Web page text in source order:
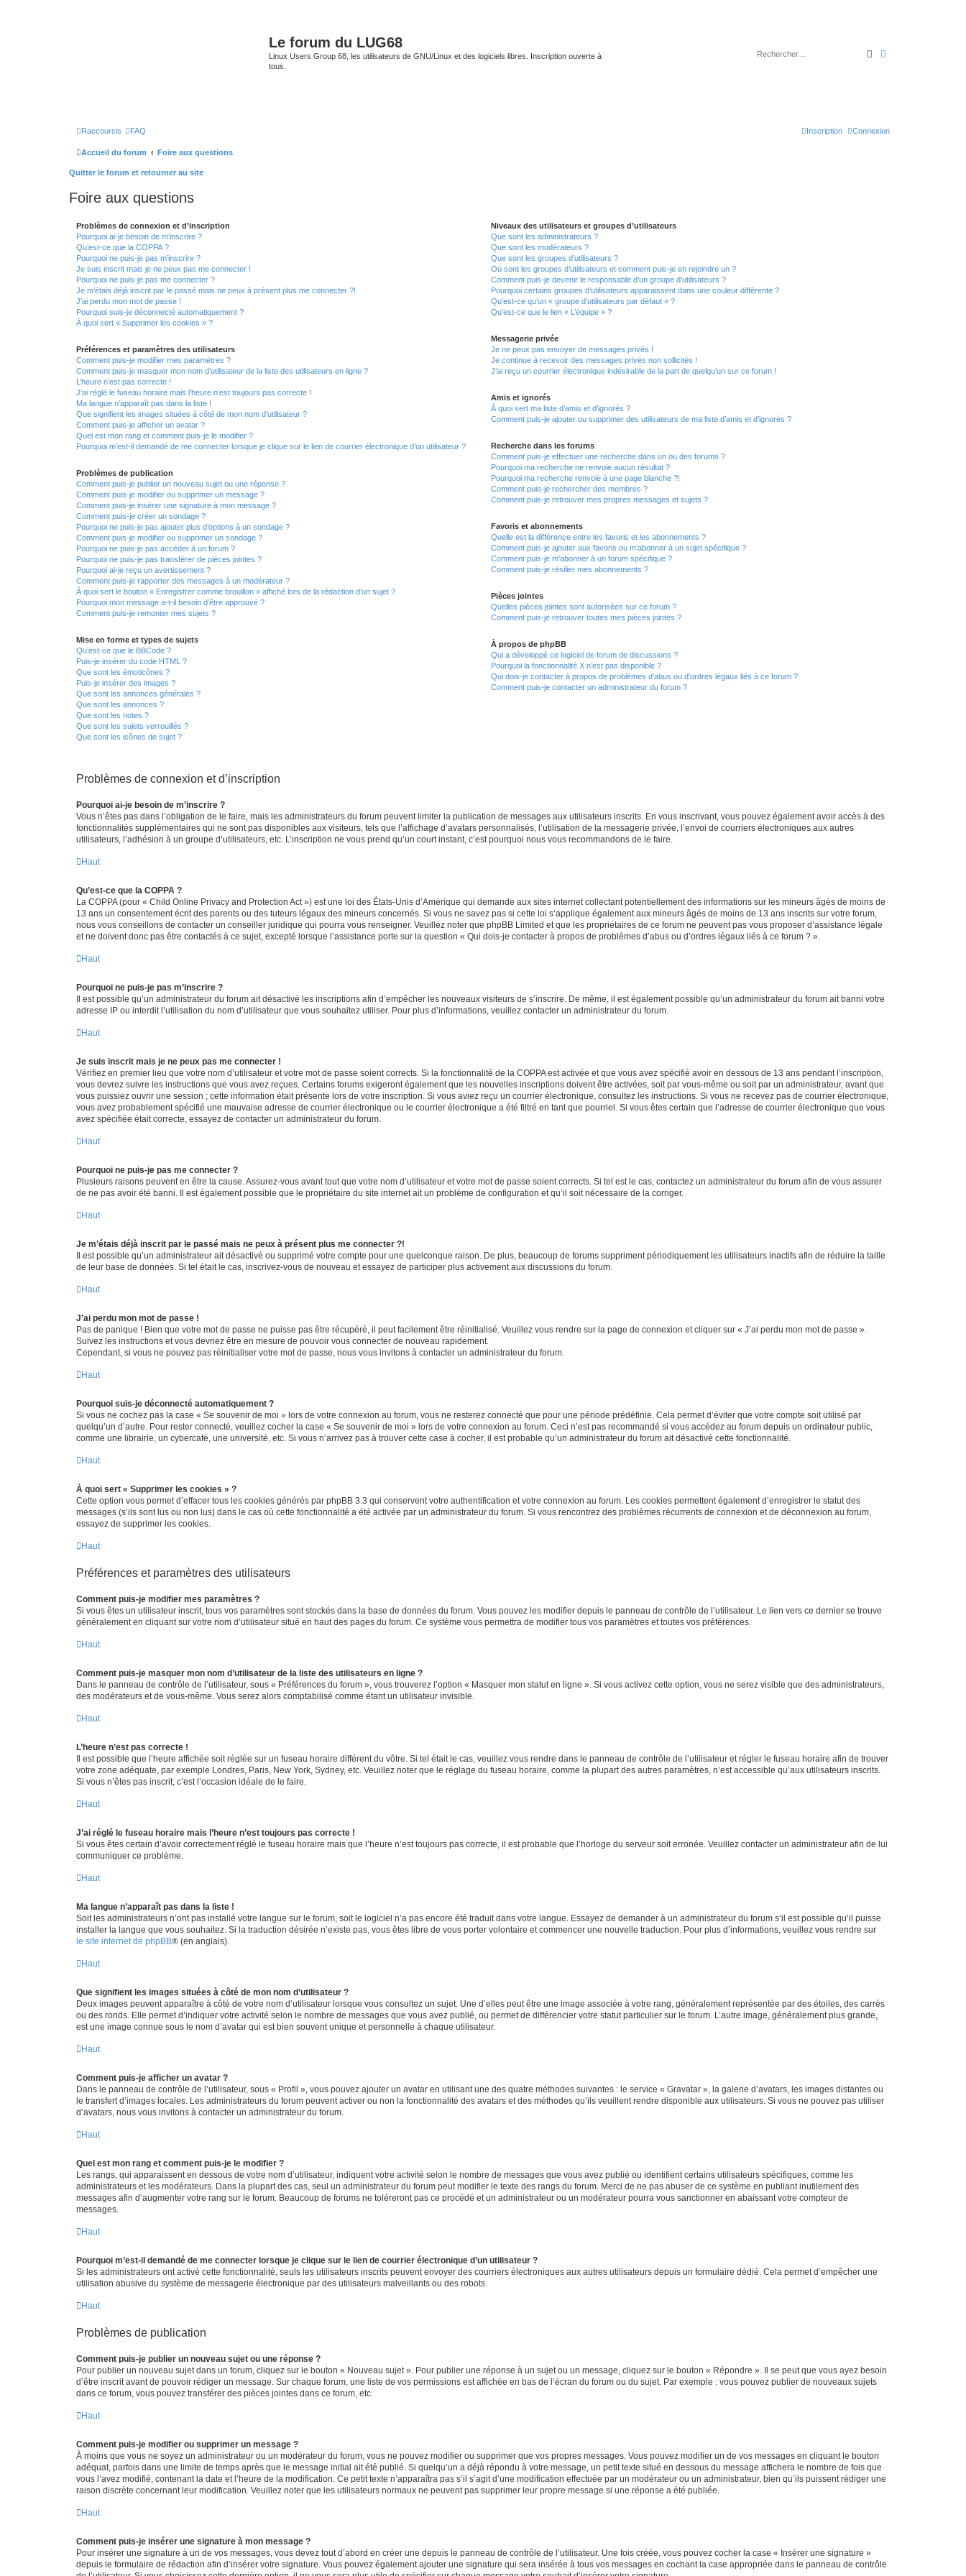
Le forum du LUG68
Linux Users Group 68, les utilisateurs de GNU/Linux et des logiciels libres. Inscription ouverte à
tous.
Rechercher
Raccourcis FAQ Connexion
Inscription
Accueil du forum Foire aux questions
Quitter le forum et retourner au site
Foire aux questions
Problèmes de connexion et d’inscription
Pourquoi ai-je besoin de m’inscrire ?
Qu’est-ce que la COPPA ?
Pourquoi ne puis-je pas m’inscrire ?
Je suis inscrit mais je ne peux pas me connecter !
Pourquoi ne puis-je pas me connecter ?
Je m’étais déjà inscrit par le passé mais ne peux à présent plus me connecter ?!
J’ai perdu mon mot de passe !
Pourquoi suis-je déconnecté automatiquement ?
À quoi sert « Supprimer les cookies » ?
Préférences et paramètres des utilisateurs
Comment puis-je modifier mes paramètres ?
Comment puis-je masquer mon nom d’utilisateur de la liste des utilisateurs en ligne ?
L’heure n’est pas correcte !
J’ai réglé le fuseau horaire mais l’heure n’est toujours pas correcte !
Ma langue n’apparaît pas dans la liste !
Que signifient les images situées à côté de mon nom d’utilisateur ?
Comment puis-je afficher un avatar ?
Quel est mon rang et comment puis-je le modifier ?
Pourquoi m’est-il demandé de me connecter lorsque je clique sur le lien de courrier électronique d’un utilisateur ?
Problèmes de publication
Comment puis-je publier un nouveau sujet ou une réponse ?
Comment puis-je modifier ou supprimer un message ?
Comment puis-je insérer une signature à mon message ?
Comment puis-je créer un sondage ?
Pourquoi ne puis-je pas ajouter plus d’options à un sondage ?
Comment puis-je modifier ou supprimer un sondage ?
Pourquoi ne puis-je pas accéder à un forum ?
Pourquoi ne puis-je pas transférer de pièces jointes ?
Pourquoi ai-je reçu un avertissement ?
Comment puis-je rapporter des messages à un modérateur ?
À quoi sert le bouton « Enregistrer comme brouillon » affiché lors de la rédaction d’un sujet ?
Pourquoi mon message a-t-il besoin d’être approuvé ?
Comment puis-je remonter mes sujets ?
Mise en forme et types de sujets
Qu’est-ce que le BBCode ?
Puis-je insérer du code HTML ?
Que sont les émoticônes ?
Puis-je insérer des images ?
Que sont les annonces générales ?
Que sont les annonces ?
Que sont les notes ?
Que sont les sujets verrouillés ?
Que sont les icônes de sujet ?
Niveaux des utilisateurs et groupes d’utilisateurs
Que sont les administrateurs ?
Que sont les modérateurs ?
Que sont les groupes d’utilisateurs ?
Où sont les groupes d’utilisateurs et comment puis-je en rejoindre un ?
Comment puis-je devenir le responsable d’un groupe d’utilisateurs ?
Pourquoi certains groupes d’utilisateurs apparaissent dans une couleur différente ?
Qu’est-ce qu’un « groupe d’utilisateurs par défaut » ?
Qu’est-ce que le lien « L’équipe » ?
Messagerie privée
Je ne peux pas envoyer de messages privés !
Je continue à recevoir des messages privés non sollicités !
J’ai reçu un courrier électronique indésirable de la part de quelqu’un sur ce forum !
Amis et ignorés
À quoi sert ma liste d’amis et d’ignorés ?
Comment puis-je ajouter ou supprimer des utilisateurs de ma liste d’amis et d’ignorés ?
Recherche dans les forums
Comment puis-je effectuer une recherche dans un ou des forums ?
Pourquoi ma recherche ne renvoie aucun résultat ?
Pourquoi ma recherche renvoie à une page blanche ?!
Comment puis-je rechercher des membres ?
Comment puis-je retrouver mes propres messages et sujets ?
Favoris et abonnements
Quelle est la différence entre les favoris et les abonnements ?
Comment puis-je ajouter aux favoris ou m’abonner à un sujet spécifique ?
Comment puis-je m’abonner à un forum spécifique ?
Comment puis-je résilier mes abonnements ?
Pièces jointes
Quelles pièces jointes sont autorisées sur ce forum ?
Comment puis-je retrouver toutes mes pièces jointes ?
À propos de phpBB
Qui a développé ce logiciel de forum de discussions ?
Pourquoi la fonctionnalité X n’est pas disponible ?
Qui dois-je contacter à propos de problèmes d’abus ou d’ordres légaux liés à ce forum ?
Comment puis-je contacter un administrateur du forum ?
Problèmes de connexion et d’inscription
Pourquoi ai-je besoin de m’inscrire ?
Vous n’êtes pas dans l’obligation de le faire, mais les administrateurs du forum peuvent limiter la publication de messages aux utilisateurs inscrits. En vous inscrivant, vous pouvez également avoir accès à des
fonctionnalités supplémentaires qui ne sont pas disponibles aux visiteurs, tels que l’affichage d’avatars personnalisés, l’utilisation de la messagerie privée, l’envoi de courriers électroniques aux autres
utilisateurs, l’adhésion à un groupe d’utilisateurs, etc. L’inscription ne vous prend qu’un court instant, c’est pourquoi nous vous recommandons de le faire.
Haut
Qu’est-ce que la COPPA ?
La COPPA (pour « Child Online Privacy and Protection Act ») est une loi des États-Unis d’Amérique qui demande aux sites internet collectant potentiellement des informations sur les mineurs âgés de moins de
13 ans un consentement écrit des parents ou des tuteurs légaux des mineurs concernés. Si vous ne savez pas si cette loi s’applique également aux mineurs âgés de moins de 13 ans inscrits sur votre forum,
nous vous conseillons de contacter un conseiller juridique qui pourra vous renseigner. Veuillez noter que phpBB Limited et que les propriétaires de ce forum ne peuvent pas vous proposer d’assistance légale
et ne doivent donc pas être contactés à ce sujet, excepté lorsque l’assistance porte sur la question « Qui dois-je contacter à propos de problèmes d’abus ou d’ordres légaux liés à ce forum ? ».
Haut
Pourquoi ne puis-je pas m’inscrire ?
Il est possible qu’un administrateur du forum ait désactivé les inscriptions afin d’empêcher les nouveaux visiteurs de s’inscrire. De même, il est également possible qu’un administrateur du forum ait banni votre
adresse IP ou interdit l’utilisation du nom d’utilisateur que vous souhaitez utiliser. Pour plus d’informations, veuillez contacter un administrateur du forum.
Haut
Je suis inscrit mais je ne peux pas me connecter !
Vérifiez en premier lieu que votre nom d’utilisateur et votre mot de passe soient corrects. Si la fonctionnalité de la COPPA est activée et que vous avez spécifié avoir en dessous de 13 ans pendant l’inscription,
vous devrez suivre les instructions que vous avez reçues. Certains forums exigeront également que les nouvelles inscriptions doivent être activées, soit par vous-même ou soit par un administrateur, avant que
vous puissiez ouvrir une session ; cette information était présente lors de votre inscription. Si vous aviez reçu un courrier électronique, consultez les instructions. Si vous ne recevez pas de courrier électronique,
vous avez probablement spécifié une mauvaise adresse de courrier électronique ou le courrier électronique a été filtré en tant que pourriel. Si vous êtes certain que l’adresse de courrier électronique que vous
avez spécifiée était correcte, essayez de contacter un administrateur du forum.
Haut
Pourquoi ne puis-je pas me connecter ?
Plusieurs raisons peuvent en être la cause. Assurez-vous avant tout que votre nom d’utilisateur et votre mot de passe soient corrects. Si tel est le cas, contactez un administrateur du forum afin de vous assurer
de ne pas avoir été banni. Il est également possible que le propriétaire du site internet ait un problème de configuration et qu’il soit nécessaire de la corriger.
Haut
Je m’étais déjà inscrit par le passé mais ne peux à présent plus me connecter ?!
Il est possible qu’un administrateur ait désactivé ou supprimé votre compte pour une quelconque raison. De plus, beaucoup de forums suppriment périodiquement les utilisateurs inactifs afin de réduire la taille
de leur base de données. Si tel était le cas, inscrivez-vous de nouveau et essayez de participer plus activement aux discussions du forum.
Haut
J’ai perdu mon mot de passe !
Pas de panique ! Bien que votre mot de passe ne puisse pas être récupéré, il peut facilement être réinitialisé. Veuillez vous rendre sur la page de connexion et cliquer sur « J’ai perdu mon mot de passe ».
Suivez les instructions et vous devriez être en mesure de pouvoir vous connecter de nouveau rapidement.
Cependant, si vous ne pouvez pas réinitialiser votre mot de passe, nous vous invitons à contacter un administrateur du forum.
Haut
Pourquoi suis-je déconnecté automatiquement ?
Si vous ne cochez pas la case « Se souvenir de moi » lors de votre connexion au forum, vous ne resterez connecté que pour une période prédéfinie. Cela permet d’éviter que votre compte soit utilisé par
quelqu’un d’autre. Pour rester connecté, veuillez cocher la case « Se souvenir de moi » lors de votre connexion au forum. Ceci n’est pas recommandé si vous accédez au forum depuis un ordinateur public,
comme une librairie, un cybercafé, une université, etc. Si vous n’arrivez pas à trouver cette case à cocher, il est probable qu’un administrateur du forum ait désactivé cette fonctionnalité.
Haut
À quoi sert « Supprimer les cookies » ?
Cette option vous permet d’effacer tous les cookies générés par phpBB 3.3 qui conservent votre authentification et votre connexion au forum. Les cookies permettent également d’enregistrer le statut des
messages (s’ils sont lus ou non lus) dans le cas où cette fonctionnalité a été activée par un administrateur du forum. Si vous rencontrez des problèmes récurrents de connexion et de déconnexion au forum,
essayez de supprimer les cookies.
Haut
Préférences et paramètres des utilisateurs
Comment puis-je modifier mes paramètres ?
Si vous êtes un utilisateur inscrit, tous vos paramètres sont stockés dans la base de données du forum. Vous pouvez les modifier depuis le panneau de contrôle de l’utilisateur. Le lien vers ce dernier se trouve
généralement en cliquant sur votre nom d’utilisateur situé en haut des pages du forum. Ce système vous permettra de modifier tous vos paramètres et toutes vos préférences.
Haut
Comment puis-je masquer mon nom d’utilisateur de la liste des utilisateurs en ligne ?
Dans le panneau de contrôle de l’utilisateur, sous « Préférences du forum », vous trouverez l’option « Masquer mon statut en ligne ». Si vous activez cette option, vous ne serez visible que des administrateurs,
des modérateurs et de vous-même. Vous serez alors comptabilisé comme étant un utilisateur invisible.
Haut
L’heure n’est pas correcte !
Il est possible que l’heure affichée soit réglée sur un fuseau horaire différent du vôtre. Si tel était le cas, veuillez vous rendre dans le panneau de contrôle de l’utilisateur et régler le fuseau horaire afin de trouver
votre zone adéquate, par exemple Londres, Paris, New York, Sydney, etc. Veuillez noter que le réglage du fuseau horaire, comme la plupart des autres paramètres, n’est accessible qu’aux utilisateurs inscrits.
Si vous n’êtes pas inscrit, c’est l’occasion idéale de le faire.
Haut
J’ai réglé le fuseau horaire mais l’heure n’est toujours pas correcte !
Si vous êtes certain d’avoir correctement réglé le fuseau horaire mais que l’heure n’est toujours pas correcte, il est probable que l’horloge du serveur soit erronée. Veuillez contacter un administrateur afin de lui
communiquer ce problème.
Haut
Ma langue n’apparaît pas dans la liste !
Soit les administrateurs n’ont pas installé votre langue sur le forum, soit le logiciel n’a pas encore été traduit dans votre langue. Essayez de demander à un administrateur du forum s’il est possible qu’il puisse
installer la langue que vous souhaitez. Si la traduction désirée n’existe pas, vous êtes libre de vous porter volontaire et commencer une nouvelle traduction. Pour plus d’informations, veuillez vous rendre sur
le site internet de phpBB® (en anglais).
Haut
Que signifient les images situées à côté de mon nom d’utilisateur ?
Deux images peuvent apparaître à côté de votre nom d’utilisateur lorsque vous consultez un sujet. Une d’elles peut être une image associée à votre rang, généralement représentée par des étoiles, des carrés
ou des ronds. Elle permet d’indiquer votre activité selon le nombre de messages que vous avez publié, ou permet de différencier votre statut particulier sur le forum. L’autre image, généralement plus grande,
est une image connue sous le nom d’avatar qui est bien souvent unique et personnelle à chaque utilisateur.
Haut
Comment puis-je afficher un avatar ?
Dans le panneau de contrôle de l’utilisateur, sous « Profil », vous pouvez ajouter un avatar en utilisant une des quatre méthodes suivantes : le service « Gravatar », la galerie d’avatars, les images distantes ou
le transfert d’images locales. Les administrateurs du forum peuvent activer ou non la fonctionnalité des avatars et des méthodes qu’ils veuillent rendre disponible aux utilisateurs. Si vous ne pouvez pas utiliser
d’avatars, nous vous invitons à contacter un administrateur du forum.
Haut
Quel est mon rang et comment puis-je le modifier ?
Les rangs, qui apparaissent en dessous de votre nom d’utilisateur, indiquent votre activité selon le nombre de messages que vous avez publié ou identifient certains utilisateurs spécifiques, comme les
administrateurs et les modérateurs. Dans la plupart des cas, seul un administrateur du forum peut modifier le texte des rangs du forum. Merci de ne pas abuser de ce système en publiant inutilement des
messages afin d’augmenter votre rang sur le forum. Beaucoup de forums ne toléreront pas ce procédé et un administrateur ou un modérateur pourra vous sanctionner en abaissant votre compteur de
messages.
Haut
Pourquoi m’est-il demandé de me connecter lorsque je clique sur le lien de courrier électronique d’un utilisateur ?
Si les administrateurs ont activé cette fonctionnalité, seuls les utilisateurs inscrits peuvent envoyer des courriers électroniques aux autres utilisateurs depuis un formulaire dédié. Cela permet d’empêcher une
utilisation abusive du système de messagerie électronique par des utilisateurs malveillants ou des robots.
Haut
Problèmes de publication
Comment puis-je publier un nouveau sujet ou une réponse ?
Pour publier un nouveau sujet dans un forum, cliquez sur le bouton « Nouveau sujet ». Pour publier une réponse à un sujet ou un message, cliquez sur le bouton « Répondre ». Il se peut que vous ayez besoin
d’être inscrit avant de pouvoir rédiger un message. Sur chaque forum, une liste de vos permissions est affichée en bas de l’écran du forum ou du sujet. Par exemple : vous pouvez publier de nouveaux sujets
dans ce forum, vous pouvez transférer des pièces jointes dans ce forum, etc.
Haut
Comment puis-je modifier ou supprimer un message ?
À moins que vous ne soyez un administrateur ou un modérateur du forum, vous ne pouvez modifier ou supprimer que vos propres messages. Vous pouvez modifier un de vos messages en cliquant le bouton
adéquat, parfois dans une limite de temps après que le message initial ait été publié. Si quelqu’un a déjà répondu à votre message, un petit texte situé en dessous du message affichera le nombre de fois que
vous l’avez modifié, contenant la date et l’heure de la modification. Ce petit texte n’apparaîtra pas s’il s’agit d’une modification effectuée par un modérateur ou un administrateur, bien qu’ils puissent rédiger une
raison discrète concernant leur modification. Veuillez noter que les utilisateurs normaux ne peuvent pas supprimer leur propre message si une réponse a été publiée.
Haut
Comment puis-je insérer une signature à mon message ?
Pour insérer une signature à un de vos messages, vous devez tout d’abord en créer une depuis le panneau de contrôle de l’utilisateur. Une fois créée, vous pouvez cocher la case « Insérer une signature »
depuis le formulaire de rédaction afin d’insérer votre signature. Vous pouvez également ajouter une signature qui sera insérée à tous vos messages en cochant la case appropriée dans le panneau de contrôle